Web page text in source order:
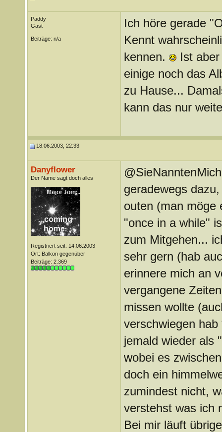
Paddy
Gast
Beiträge: n/a
Ich höre gerade
Kennt
kennen.
Ist aber
einige noch das
zu Hause...
kann das nur
18.06.2003, 22:33
Danyflower
Der Name sagt doch alles
Registriert seit: 14.06.2003
Ort: Balkon gegenüber
Beiträge: 2.369
geradewegs
outen (man möge
"once in a while"
zum Mitgehen...
sehr gern (hab
erinnere mich an
vergangene
missen wollte
verschwiegen
jemald wieder als
wobei es
doch ein
zumindest nicht,
verstehst was ich
Bei mir läuft